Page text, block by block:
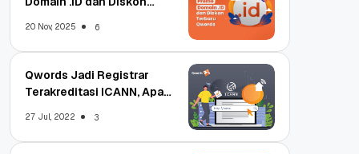
20 Nov, 2025 6
Qwords Jadi Registrar
Terakreditasi ICANN, Apa
27 Jul, 2022 3